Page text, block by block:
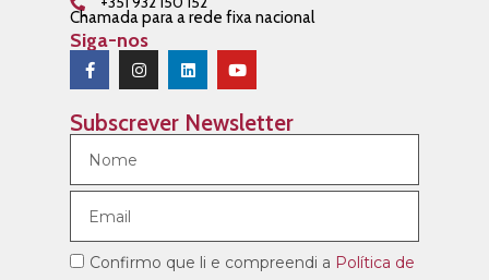
Chamada para a rede fixa nacional
Siga-nos
Subscrever Newsletter
Confirmo que li e compreendi a Política de